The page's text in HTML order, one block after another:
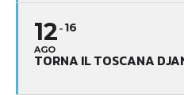
12
AGO
16
TORNA IL TOSCANA